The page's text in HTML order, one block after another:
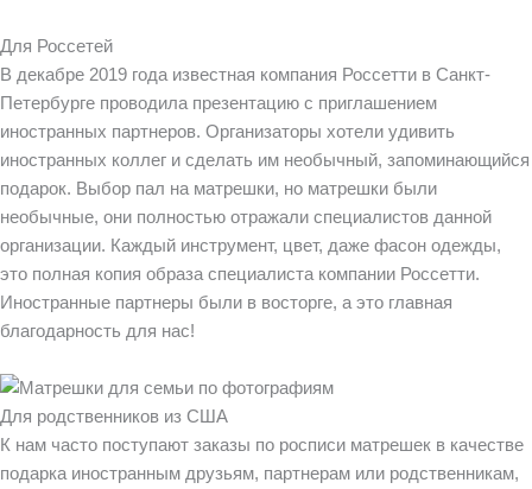
Для Россетей
В декабре 2019 года известная компания Россетти в Санкт-
Петербурге проводила презентацию с приглашением
иностранных партнеров. Организаторы хотели удивить
иностранных коллег и сделать им необычный, запоминающийся
подарок. Выбор пал на матрешки, но матрешки были
необычные, они полностью отражали специалистов данной
организации. Каждый инструмент, цвет, даже фасон одежды,
это полная копия образа специалиста компании Россетти.
Иностранные партнеры были в восторге, а это главная
благодарность для нас!
Для родственников из США
К нам часто поступают заказы по росписи матрешек в качестве
подарка иностранным друзьям, партнерам или родственникам,